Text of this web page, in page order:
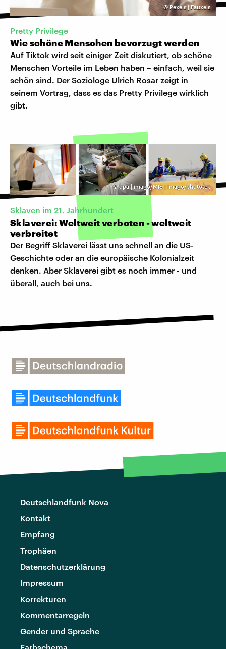
© Pexels | Fauxels
Pretty Privilege
Wie schöne Menschen bevorzugt werden
Auf Tiktok wird seit einiger Zeit diskutiert, ob schöne
Menschen Vorteile im Leben haben – einfach, weil sie
schön sind. Der Soziologe Ulrich Rosar zeigt in
seinem Vortrag, dass es das Pretty Privilege wirklich
gibt.
©dpa | imago/MIS | imago/phototek
Sklaven im 21. Jahrhundert
Sklaverei: Weltweit verboten - weltweit
verbreitet
Der Begriff Sklaverei lässt uns schnell an die US-
Geschichte oder an die europäische Kolonialzeit
denken. Aber Sklaverei gibt es noch immer - und
überall, auch bei uns.
Deutschlandfunk Nova
Kontakt
Empfang
Trophäen
Datenschutzerklärung
Impressum
Korrekturen
Kommentarregeln
Gender und Sprache